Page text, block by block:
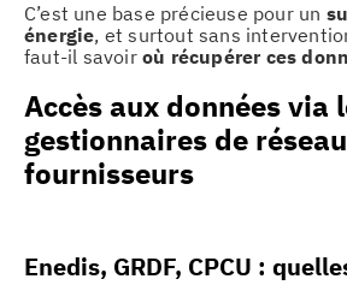
C’est une base précieuse pour un
énergie, et surtout sans
faut-il savoir où récupérer ces
Accès aux données via
gestionnaires de
fournisseurs
Enedis, GRDF, CPCU :